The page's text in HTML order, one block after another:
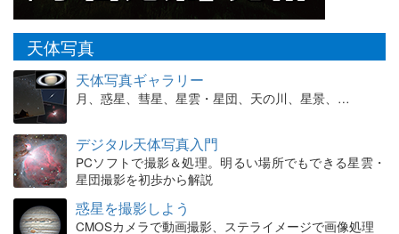
天体写真
天体写真ギャラリー
月、惑星、彗星、星雲・星団、天の川、星景、…
デジタル天体写真入門
PCソフトで撮影＆処理。明るい場所でもできる星雲・
星団撮影を初歩から解説
惑星を撮影しよう
CMOSカメラで動画撮影、ステライメージで画像処理